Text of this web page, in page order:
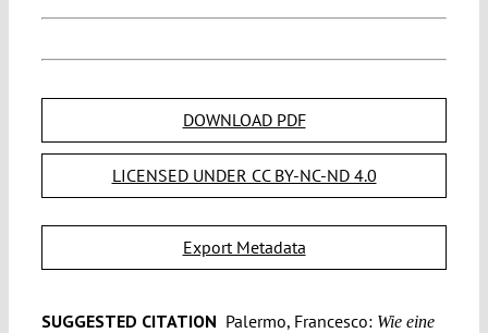
DOWNLOAD PDF
LICENSED UNDER CC BY-NC-ND 4.0
Export Metadata
SUGGESTED CITATION Palermo, Francesco:Wie eine